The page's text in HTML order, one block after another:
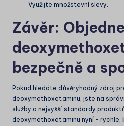
Využijte množstevní slevy.
Závěr:
bezpečně a
Pokud hledáte důvěryhodný zdroj
deoxymethoxetaminu, jste na
služby a nejvyšší standardy
deoxymethoxetaminu nyní – rychle,